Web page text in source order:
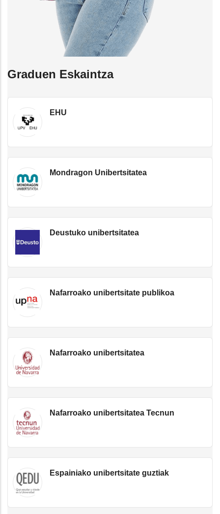
Graduen Eskaintza
EHU
Mondragon Unibertsitatea
Deustuko unibertsitatea
Nafarroako unibertsitate publikoa
Nafarroako unibertsitatea
Nafarroako unibertsitatea Tecnun
Espainiako unibertsitate guztiak